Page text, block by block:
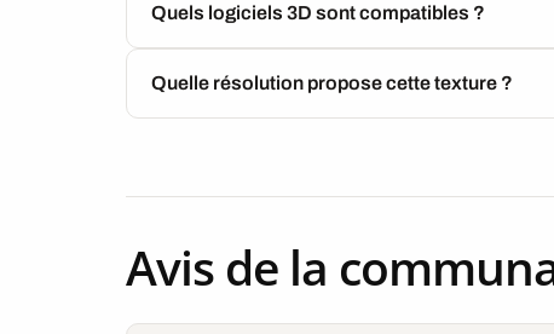
Quels logiciels 3D sont compatibles ?
Quelle résolution propose cette texture ?
Avis de la